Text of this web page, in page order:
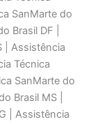
SanMarte do
Brasil DF |
| Assistência
Técnica
SanMarte do
Brasil MS |
| Assistência